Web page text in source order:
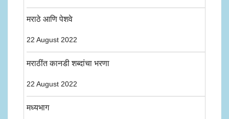
मराठे आणि पेशवे
22 August 2022
मराठींत कानडी शब्दांचा भरणा
22 August 2022
मध्यभाग